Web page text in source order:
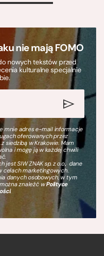
nie mają FOMO
nowych tekstów przed
kulturalne specjalnie
mnie adres e-mail informacje
oferowanych przez
siedzibą w Krakowie. Mam
i mogę ją w każdej chwili
SIW ZNAK sp. z o.o., dane
celach marketingowych.
danych osobowych, w tym
znaleźć wPolityce
.